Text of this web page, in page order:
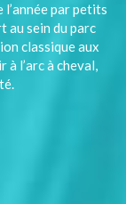
par petits
au sein du parc
classique aux
à l’arc à cheval,